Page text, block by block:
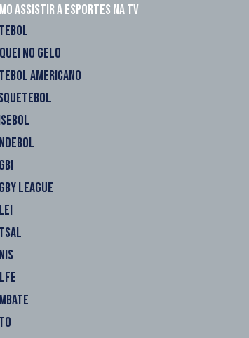
assistir a esportes na TV
NO GELO
AMERICANO
LEAGUE